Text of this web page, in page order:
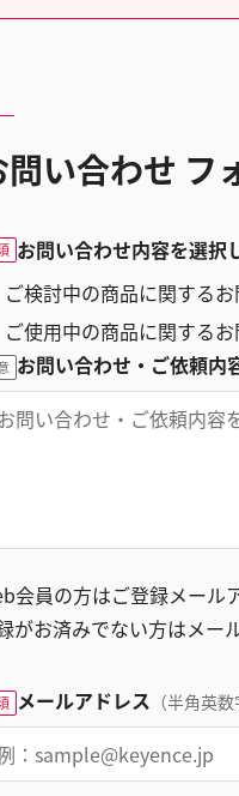
問い合わせ フ
お問い合わせ内容を選択
ご検討中の商品に関する
ご使用中の商品に関する
お問い合わせ・ご依頼内
会員の方はご登録メール
がお済みでない方はメー
メールアドレス （半角英数